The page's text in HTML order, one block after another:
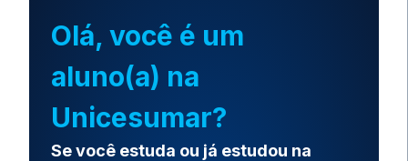
Olá, você é um
aluno(a) na
Unicesumar?
Se você estuda ou já estudou na